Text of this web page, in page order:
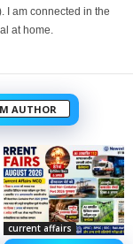
I am connected in the
at home.
AUTHOR
current affairs